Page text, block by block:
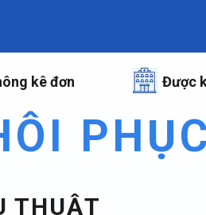
kê đơn Được
THUẬT